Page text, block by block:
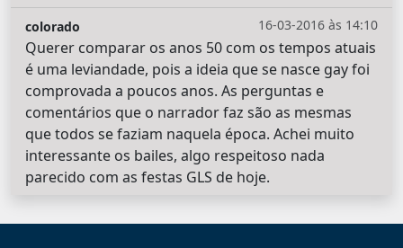
16-03-2016 às 14:10
colorado
Querer comparar os anos 50 com os tempos atuais
é uma leviandade, pois a ideia que se nasce gay foi
comprovada a poucos anos. As perguntas e
comentários que o narrador faz são as mesmas
que todos se faziam naquela época. Achei muito
interessante os bailes, algo respeitoso nada
parecido com as festas GLS de hoje.